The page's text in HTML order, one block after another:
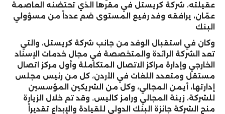
عقيلته، شركة كريستل في مقرها الذي تحتضنه العاصمة
عمّان، يرافقه وفد رفيع المستوى ضم عدداً من مسؤولي
البنك
وكان في استقبال الوفد من جانب شركة كريستل، والتي
تعد الشركة الرائدة والمتخصصة في مجال خدمات الإسناد
الخارجي وإدارة مراكز الاتصال المتكاملة وأول مركز اتصال
مستقل ومتعدد اللغات في الأردن، كل من رئيس مجلس
إدارتها، أيمن المجالي، وكل من الشريكين المؤسسين
للشركة، زينة المجالي ورامز كاليس. وقد تم خلال الزيارة
منح الشركة جائزة البنك الدولي للقيادة والإبداع تقديراً